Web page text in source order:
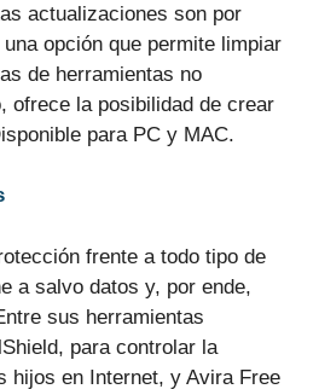
actualizaciones son por
una opción que permite limpiar
de herramientas no
ofrece la posibilidad de crear
para PC y MAC.
frente a todo tipo de
a salvo datos y, por ende,
sus herramientas
para controlar la
hijos en Internet, y Avira Free